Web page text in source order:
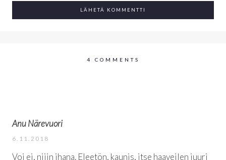
4 COMMENTS
Anu Närevuori
6.11.2018
Voi ei, niiin ihana. Eleetön, kaunis, itse haaveilen juuri